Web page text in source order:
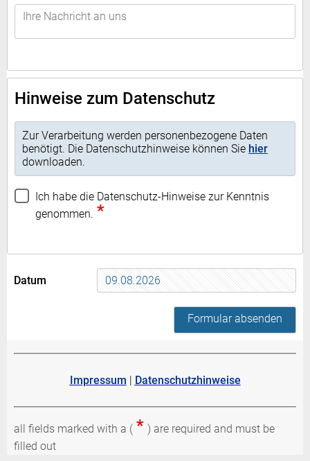
Hinweise zum Datenschutz
Zur Verarbeitung werden personenbezogene Daten
benötigt. Die Datenschutzhinweise können Sie hier
downloaden.
Ich habe die Datenschutz-Hinweise zur Kenntnis
genommen. *
Datum
Formular absenden
Impressum | Datenschutzhinweise
all fields marked with a ( * ) are required and must be
filled out